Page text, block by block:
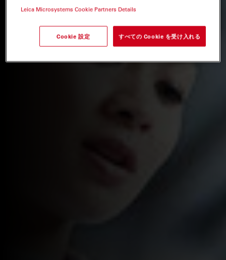
Leica Microsystems Cookie Partners Details
Cookie 設定 すべての Cookie を受け入れる